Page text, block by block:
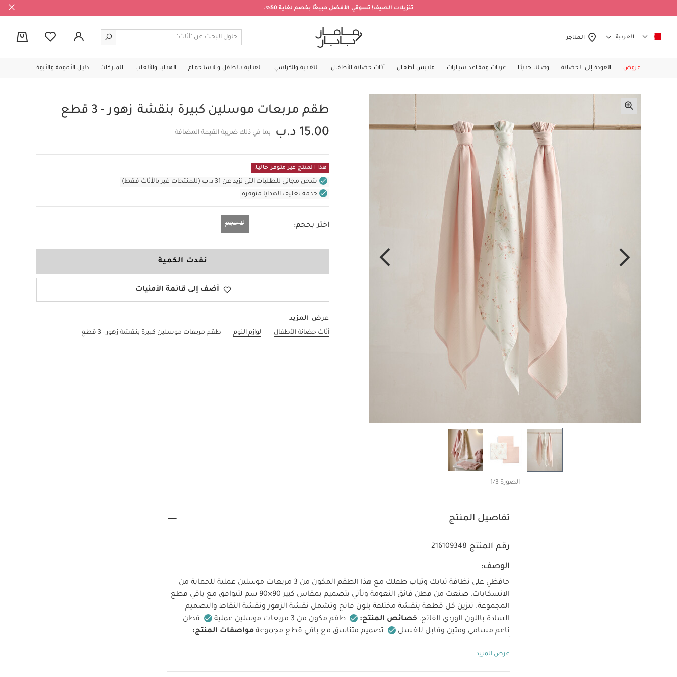
تنزيلات الصيف! تسوقي الأفضل مبيعًا بخصم لغاية 50%.
العربية المتاجر
عروض العودة إلى الحضانة وصلنا حديثا عربات ومقاعد سيارات ملابس أطفال أثاث حضانة الأطفال التغذية والكراسي العناية بالطفل والاستحمام الهدايا والألعاب الماركات دليل الأمومة والأبوة
الصورة 1/3
طقم مربعات موسلين كبيرة بنقشة زهور - 3 قطع
15.00 د.ب
بما في ذلك ضريبة القيمة المضافة
هذا المنتج غير متوفر حاليا.
شحن مجاني للطلبات التي تزيد عن 31 د.ب (للمنتجات غير بالأثاث فقط)
خدمة تغليف الهدايا متوفرة
اختر بحجم: لا حجم
نفدت الكمية
أضف إلى قائمة الأمنيات
عرض المزيد
أثاث حضانة الأطفال
لوازم النوم طقم مربعات موسلين كبيرة بنقشة زهور - 3 قطع
تفاصيل المنتج
رقم المنتج 216109348
الوصف:
حافظي على نظافة ثيابك وثياب طفلك مع هذا الطقم المكون من 3 مربعات موسلين عملية للحماية من
الانسكابات. صنعت من قطن فائق النعومة وتأتي بتصميم بمقاس كبير 90×90 سم لتتوافق مع باقي قطع
المجموعة. تتزين كل قطعة بنقشة مختلفة بلون فاتح وتشمل نقشة الزهور ونقشة النقاط والتصميم
السادة باللون الوردي الفاتح. خصائص المنتج: طقم مكون من 3 مربعات موسلين عملية
قطن
ناعم مسامي ومتين وقابل للغسل
تصميم متناسق مع باقي قطع مجموعة مواصفات المنتج:
الأوروبي:
تعليمات السلامة:تحذير:
عرض المزيد